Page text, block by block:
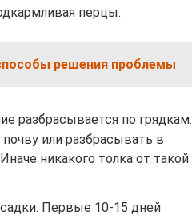
перцы.
решения проблемы
разбрасывается по грядкам.
или разбрасывать в
никакого толка от такой
Первые 10-15 дней